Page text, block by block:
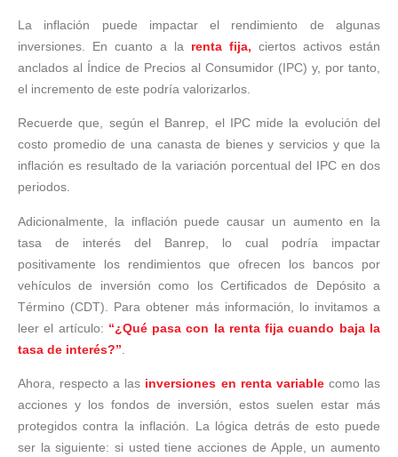
La inflación puede impactar el rendimiento de algunas
inversiones. En cuanto a la renta fija, ciertos activos están
anclados al Índice de Precios al Consumidor (IPC) y, por tanto,
el incremento de este podría valorizarlos.
Recuerde que, según el Banrep, el IPC mide la evolución del
costo promedio de una canasta de bienes y servicios y que la
inflación es resultado de la variación porcentual del IPC en dos
periodos.
Adicionalmente, la inflación puede causar un aumento en la
tasa de interés del Banrep, lo cual podría impactar
positivamente los rendimientos que ofrecen los bancos por
vehículos de inversión como los Certificados de Depósito a
Término (CDT). Para obtener más información, lo invitamos a
leer el artículo: “¿Qué pasa con la renta fija cuando baja la
tasa de interés?”
Ahora, respecto a las inversiones en renta variablecomo las
acciones y los fondos de inversión, estos suelen estar más
protegidos contra la inflación. La lógica detrás de esto puede
ser la siguiente: si usted tiene acciones de Apple, un aumento